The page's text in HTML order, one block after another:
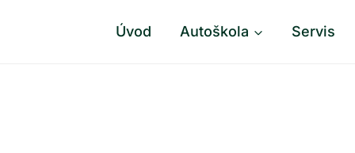
Úvod Autoškola Servis